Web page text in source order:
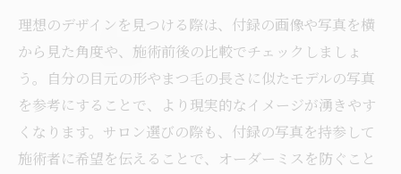
まつ毛パーマ付録を活用した希望伝達のポ
イント
まつ毛パーマ初体験で後悔しないための準
備術
まつ毛パーマ付録で理想を形にする相談ポ
イント
理想のデザインを見つける際は、付録の画像や写真を横
から見た角度や、施術前後の比較でチェックしましょ
う。自分の目元の形やまつ毛の長さに似たモデルの写真
を参考にすることで、より現実的なイメージが湧きやす
くなります。サロン選びの際も、付録の写真を持参して
施術者に希望を伝えることで、オーダーミスを防ぐこと